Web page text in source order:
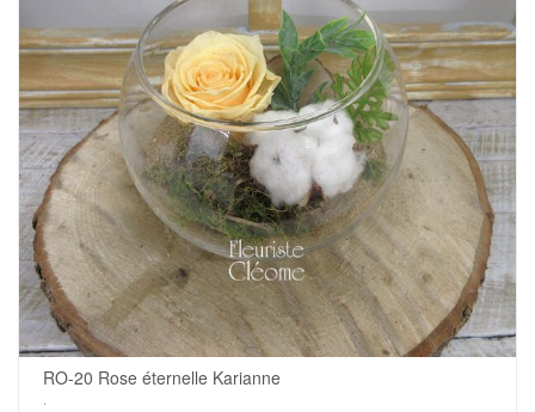
RO-20 Rose éternelle Karianne